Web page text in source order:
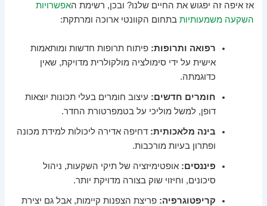
אז איפה זה יפגוש את החיים שלנו? ובכן, רשימת האפשרויות
השקעה משמעותיות בתחום הקוונטי ארוכה ומרתקת:
רפואה ותרופות: פיתוח תרופות חדשות ומותאמות
אישית על ידי סימולציה מולקולרית מדויקת, שאין
כדוגמתה.
חומרים חדשים: עיצוב חומרים בעלי תכונות יוצאות
דופן, למשל מוליכי על בטמפרטורת החדר.
בינה מלאכותית: דחיפה אדירה ליכולות למידת מכונה
ופתרון בעיות מורכבות.
פיננסים: אופטימיזציה של תיקי השקעות, ניהול
סיכונים, וחיזוי שוק בצורה מדויקת יותר.
קריפטוגרפיה: פריצת הצפנות קיימות, אבל גם יצירת